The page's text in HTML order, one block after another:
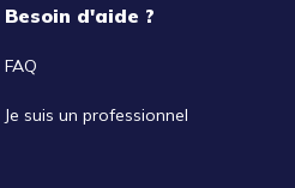
Besoin d'aide ?
FAQ
Je suis un professionnel